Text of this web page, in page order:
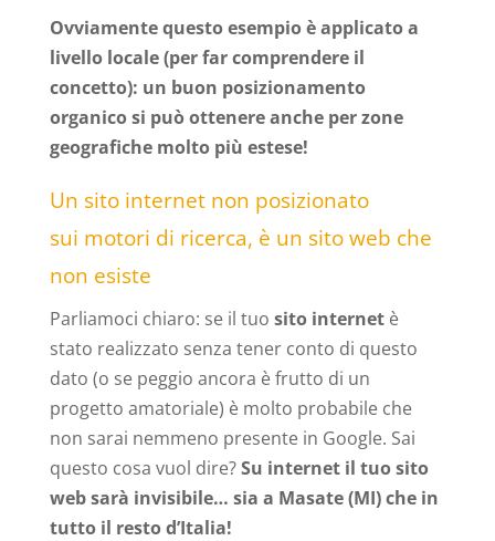
Ovviamente questo esempio è applicato a
livello locale (per far comprendere il
concetto): un buon posizionamento
organico si può ottenere anche per zone
geografiche molto più estese!
Un sito internet non posizionato
sui motori di ricerca, è un sito web che
non esiste
Parliamoci chiaro: se il tuo sito internetè
stato realizzato senza tener conto di questo
dato (o se peggio ancora è frutto di un
progetto amatoriale) è molto probabile che
non sarai nemmeno presente in Google. Sai
questo cosa vuol dire?Su internet il tuo sito
web sarà invisibile… sia a Masate (MI) che in
tutto il resto d’Italia!